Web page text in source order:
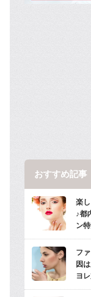
おすすめ記事
楽
♪都
ン
フ
因
ヨ
ンデ